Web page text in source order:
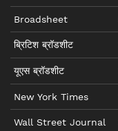
Broadsheet
ब्रिटिश ब्रॉडशीट
यूएस ब्रॉडशीट
New York Times
Wall Street Journal